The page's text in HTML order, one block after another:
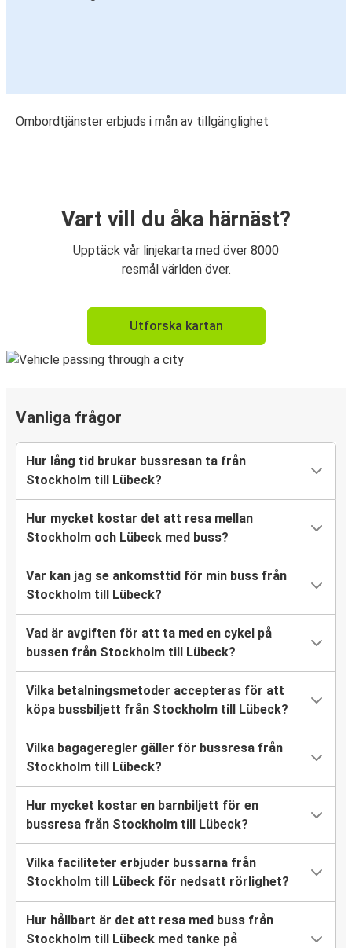
Ombordtjänster erbjuds i mån av tillgänglighet
Vart vill du åka härnäst?
Upptäck vår linjekarta med över 8000
resmål världen över.
Utforska kartan
Vanliga frågor
Hur lång tid brukar bussresan ta från
Stockholm till Lübeck?
Hur mycket kostar det att resa mellan
Stockholm och Lübeck med buss?
Var kan jag se ankomsttid för min buss från
Stockholm till Lübeck?
Vad är avgiften för att ta med en cykel på
bussen från Stockholm till Lübeck?
Vilka betalningsmetoder accepteras för att
köpa bussbiljett från Stockholm till Lübeck?
Vilka bagageregler gäller för bussresa från
Stockholm till Lübeck?
Hur mycket kostar en barnbiljett för en
bussresa från Stockholm till Lübeck?
Vilka faciliteter erbjuder bussarna från
Stockholm till Lübeck för nedsatt rörlighet?
Hur hållbart är det att resa med buss från
Stockholm till Lübeck med tanke på